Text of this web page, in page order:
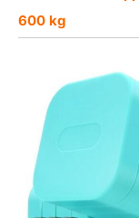
600 kg